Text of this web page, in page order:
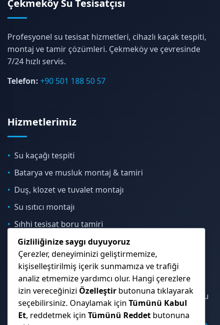
Çekmeköy Su Tesisatçısı
Profesyonel su tesisat hizmetleri, cihazlı kaçak tespiti,
montaj ve tamir çözümleri. Çekmeköy ve çevresinde
7/24 hızlı servis.
Telefon: +90 501 188 50 57
Hizmetlerimiz
Su kaçağı tespiti
Batarya ve musluk montaj & tamiri
Duş, klozet ve tuvalet montajı
Su ısıtıcı montajı
Sıhhi tesisat boru tamiri
İletişim & Konum
Çekmeköy, Sancaktepe, Ümraniye ve İstanbul Anadolu
Yakası genelinde hizmet veriyoruz.
Gizliliğinize saygı duyuyoruz
Çerezler, deneyiminizi geliştirmemize,
kişiselleştirilmiş içerik sunmamıza ve trafiği
analiz etmemize yardımcı olur. Hangi çerezlere
izin vereceğinizi Özelleştir butonuna tıklayarak
seçebilirsiniz. Onaylamak için Tümünü Kabul
Et, reddetmek için Tümünü Reddet butonuna